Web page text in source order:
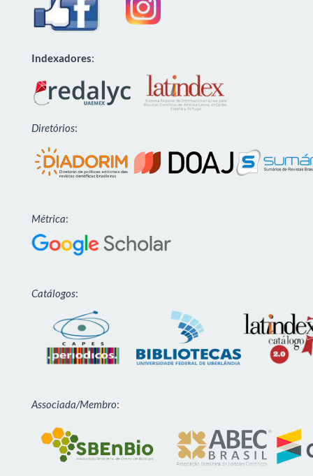
Indexadores:
Diretórios:
Métrica:
Catálogos:
Associada/Membro: